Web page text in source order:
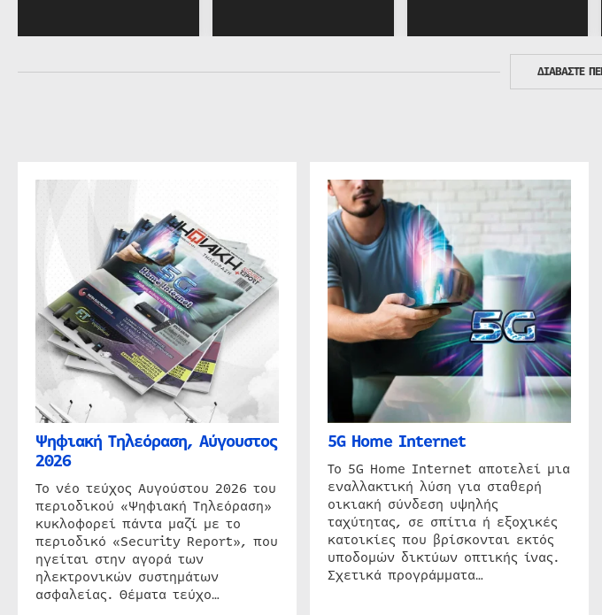
ΔΙΑΒΑΣΤΕ
Ψηφιακή Τηλεόραση, Αύγουστος
2026
Το νέο τεύχος Αυγούστου 2026 του
περιοδικού «Ψηφιακή Τηλεόραση»
κυκλοφορεί πάντα μαζί με το
περιοδικό «Security Report», που
ηγείται στην αγορά των
ηλεκτρονικών συστημάτων
ασφαλείας. Θέματα τεύχο…
5G Home Internet
Το 5G Home Internet αποτελεί μια
εναλλακτική λύση για σταθερή
οικιακή σύνδεση υψηλής
ταχύτητας, σε σπίτια ή εξοχικές
κατοικίες που βρίσκονται εκτός
υποδομών δικτύων οπτικής ίνας.
Σχετικά προγράμματα…